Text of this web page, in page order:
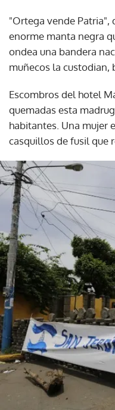
"Ortega vende Patria",
enorme manta negra
ondea una bandera
muñecos la custodian,
Escombros del hotel
quemadas esta
habitantes. Una mujer
casquillos de fusil que